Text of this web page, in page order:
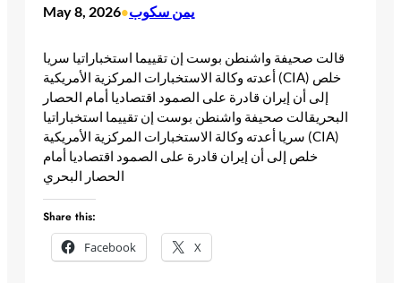
May 8, 2026•يمن سكوب
قالت صحيفة واشنطن بوست إن تقييما استخباراتيا سريا
أعدته وكالة الاستخبارات المركزية الأمريكية (CIA) خلص
إلى أن إيران قادرة على الصمود اقتصاديا أمام الحصار
البحري​قالت صحيفة واشنطن بوست إن تقييما استخباراتيا
سريا أعدته وكالة الاستخبارات المركزية الأمريكية (CIA)
خلص إلى أن إيران قادرة على الصمود اقتصاديا أمام
Share this:
Facebook
X